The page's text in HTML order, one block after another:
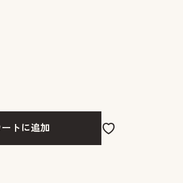
ートに追加